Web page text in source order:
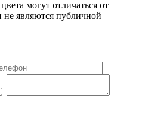
могут отличаться от
не являются публичной